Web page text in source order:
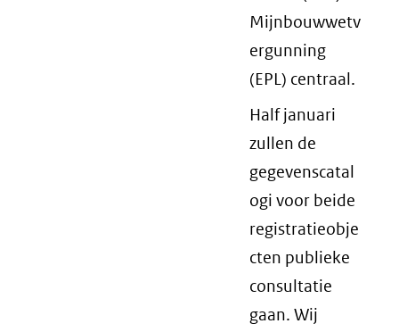
Mijnbouwwetv
ergunning
(EPL) centraal.
Half januari
zullen de
gegevenscatal
ogi voor beide
registratieobje
cten publieke
consultatie
gaan. Wij